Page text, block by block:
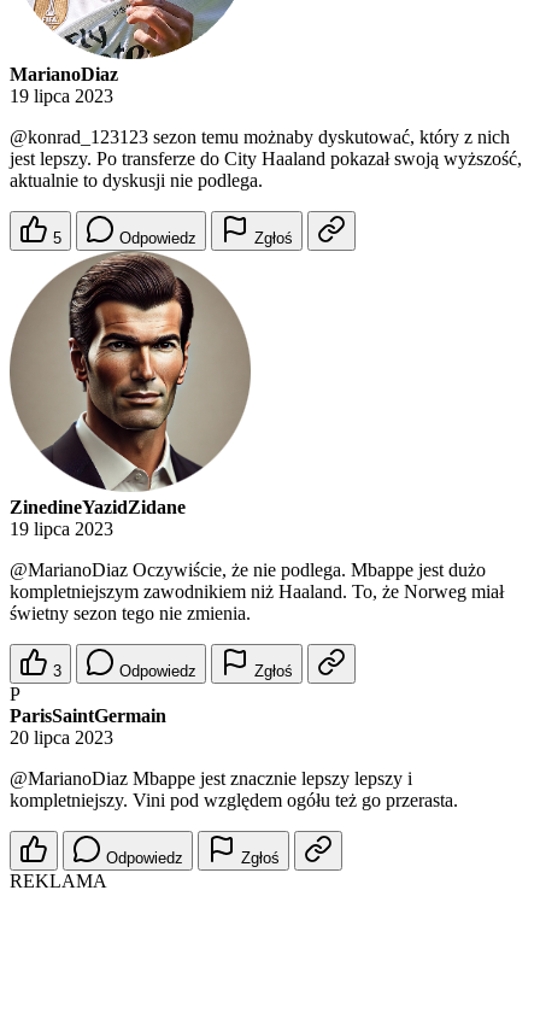
MarianoDiaz
19 lipca 2023
@konrad_123123 sezon temu możnaby dyskutować, który z nich
jest lepszy. Po transferze do City Haaland pokazał swoją wyższość,
aktualnie to dyskusji nie podlega.
5 Odpowiedz Zgłoś
ZinedineYazidZidane
19 lipca 2023
@MarianoDiaz Oczywiście, że nie podlega. Mbappe jest dużo
kompletniejszym zawodnikiem niż Haaland. To, że Norweg miał
świetny sezon tego nie zmienia.
3 Odpowiedz Zgłoś
P
ParisSaintGermain
20 lipca 2023
@MarianoDiaz Mbappe jest znacznie lepszy lepszy i
kompletniejszy. Vini pod względem ogółu też go przerasta.
Odpowiedz Zgłoś
REKLAMA